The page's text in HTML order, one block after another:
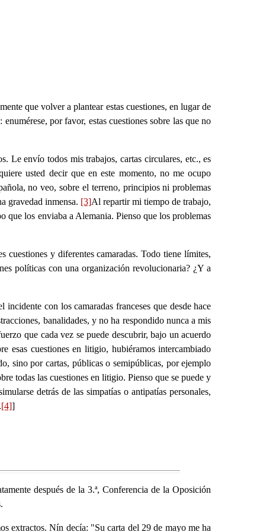
que volver a plantear estas cuestiones, en lugar de
por favor, estas cuestiones sobre las que no
Le envío todos mis trabajos, cartas circulares, etc., es
usted decir que en este momento, no me ocupo
no veo, sobre el terreno, principios ni problemas
gravedad inmensa. [3]Al repartir mi tiempo de trabajo,
que los enviaba a Alemania. Pienso que los problemas
y diferentes camaradas. Todo tiene límites,
políticas con una organización revolucionaria? ¿Y a
con los camaradas franceses que desde hace
banalidades, y no ha respondido nunca a mis
que cada vez se puede descubrir, bajo un acuerdo
esas cuestiones en litigio, hubiéramos intercambiado
sino por cartas, públicas o semipúblicas, por ejemplo
todas las cuestiones en litigio. Pienso que se puede y
detrás de las simpatías o antipatías personales,
[4]]
después de la 3.ª, Conferencia de la Oposición
extractos. Nín decía: "Su carta del 29 de mayo me ha